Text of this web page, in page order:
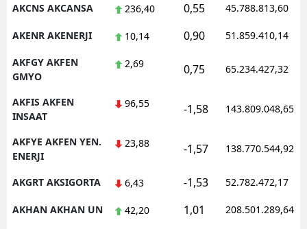
AKCNS AKCANSA 236,40 0,55 45.788.813,60
AKENR AKENERJI 10,14 0,90 51.859.410,14
AKFGY AKFEN
GMYO
2,69 0,75 65.234.427,32
AKFIS AKFEN
INSAAT
96,55 -1,58 143.809.048,65
AKFYE AKFEN YEN.
ENERJI
23,88 -1,57 138.770.544,92
AKGRT AKSIGORTA 6,43 -1,53 52.782.472,17
AKHAN AKHAN UN 42,20 1,01 208.501.289,64